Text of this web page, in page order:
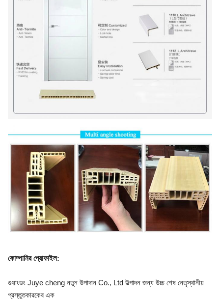
কোম্পানির প্রোফাইল:
গুয়াংডং Juye cheng নতুন উপাদান Co., Ltd উত্পাদন জন্য উচ্চ শেষ নেতৃস্থানীয়
প্রস্তুতকারকের এক